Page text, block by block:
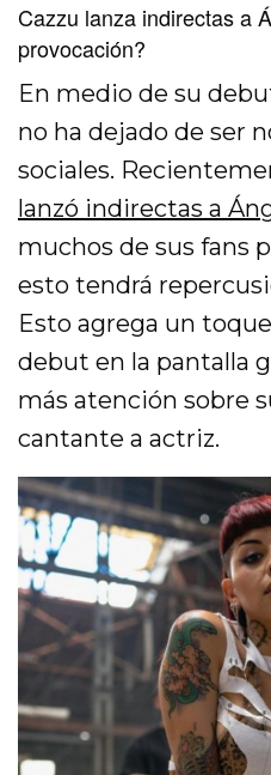
Cazzu lanza indirectas a
provocación?
En medio de su
no ha dejado de ser
sociales.
lanzó indirectas a
muchos de sus fans
esto tendrá
Esto agrega un
debut en la pantalla
más atención sobre
cantante a actriz.